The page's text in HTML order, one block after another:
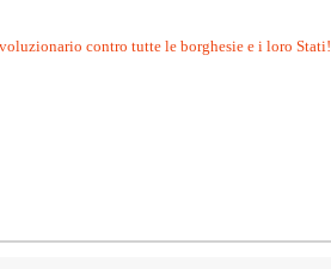
contro tutte le borghesie e i loro Stati!